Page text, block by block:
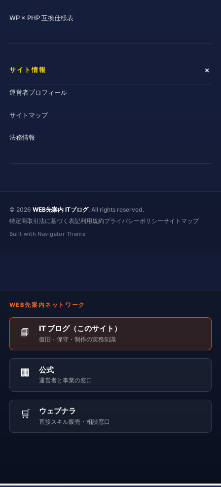
WP × PHP 互換仕様表
サイト情報
運営者プロフィール
サイトマップ
法務情報
© 2026 WEB先案内 ITブログ. All rights reserved.
特定商取引法に基づく表記利用規約プライバシーポリシーサイトマップ
Built with Navigator Theme
WEB先案内ネットワーク
📘 IT ブログ（このサイト）
復旧・保守・制作の実務知識
🏢 公式
運営者と事業の窓口
🛒 ウェブナラ
直接スキル販売・相談窓口